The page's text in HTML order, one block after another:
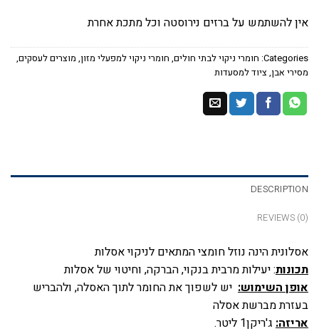
אין להשתמש על ברזים נירוסטה וכל מתכת אחרת
Categories: חומרי ניקוי לבתי חולים, חומרי ניקוי למפעלי מזון, מוצרים לעסקים,
מסירי אבן, ציוד למסעדות
DESCRIPTION
REVIEWS (0)
אסלונית הינה נוזל חומצי המתאים לניקוי אסלות
תכונות: יעילות מרבית בנקוי, הברקה, וחיטוי של אסלות
אופן השימוש: יש לשפוך את החומר לתוך האסלה, ולהבריש
בעזרת מברשת אסלה
אריזה: ג'ריקן1 ליטר.